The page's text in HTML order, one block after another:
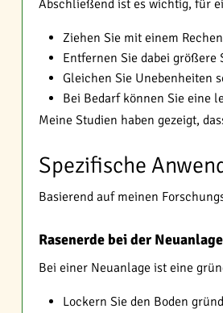
Abschließend ist es wichtig, für
Ziehen Sie mit einem
Entfernen Sie dabei größere
Gleichen Sie Unebenheiten
Bei Bedarf können Sie eine
Meine Studien haben gezeigt,
Spezifische
Basierend auf meinen
Rasenerde bei der
Bei einer Neuanlage ist eine
Lockern Sie den Boden